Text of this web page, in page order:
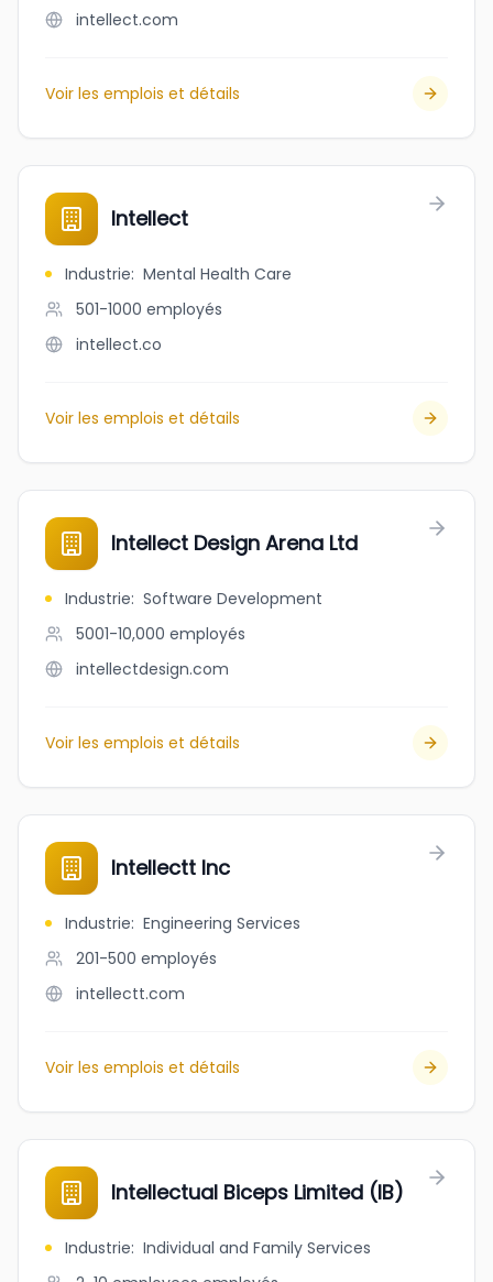
intellect.com
Voir les emplois et détails
Intellect
Industrie: Mental Health Care
501-1000 employés
intellect.co
Voir les emplois et détails
Intellect Design Arena Ltd
Industrie: Software Development
5001-10,000 employés
intellectdesign.com
Voir les emplois et détails
Intellectt Inc
Industrie: Engineering Services
201-500 employés
intellectt.com
Voir les emplois et détails
Intellectual Biceps Limited (IB)
Industrie: Individual and Family Services